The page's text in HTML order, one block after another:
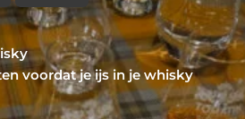
voordat jeijs in je whisky